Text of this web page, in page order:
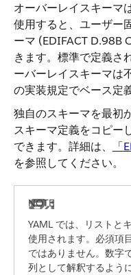
オーバーレイスキーマ
使用すると、ユーザー
ーマ (EDIFACT D.98B
きます。標準で定義さ
ーバーレイスキーマは
の実装規定でベース定
独自のスキーマを最初
スキーマ定義をコピー
できます。詳細は、​
を参照してください。
YAML では、リストと
使用されます。必須項
ではありません。数字
列として解釈するよう